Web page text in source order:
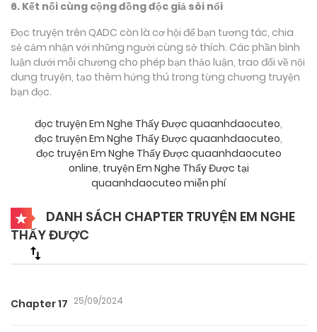
6. Kết nối cùng cộng đồng độc giả sôi nổi
Đọc truyện trên QADC còn là cơ hội để bạn tương tác, chia
sẻ cảm nhận với những người cùng sở thích. Các phần bình
luận dưới mỗi chương cho phép bạn thảo luận, trao đổi về nội
dung truyện, tạo thêm hứng thú trong từng chương truyện
bạn đọc.
đọc truyện Em Nghe Thấy Được quaanhdaocuteo,
đọc truyện Em Nghe Thấy Được quaanhdaocuteo,
đọc truyện Em Nghe Thấy Được quaanhdaocuteo
online, truyện Em Nghe Thấy Được tại
quaanhdaocuteo miễn phí
DANH SÁCH CHAPTER TRUYỆN EM NGHE
THẤY ĐƯỢC
Chapter 17 25/09/2024